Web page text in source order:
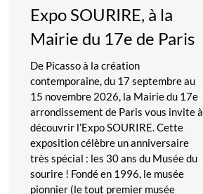
Expo SOURIRE, à la
Mairie du 17e de Paris
De Picasso à la création
contemporaine, du 17 septembre au
15 novembre 2026, la Mairie du 17e
arrondissement de Paris vous invite à
découvrir l’Expo SOURIRE. Cette
exposition célèbre un anniversaire
très spécial : les 30 ans du Musée du
sourire ! Fondé en 1996, le musée
pionnier (le tout premier musée